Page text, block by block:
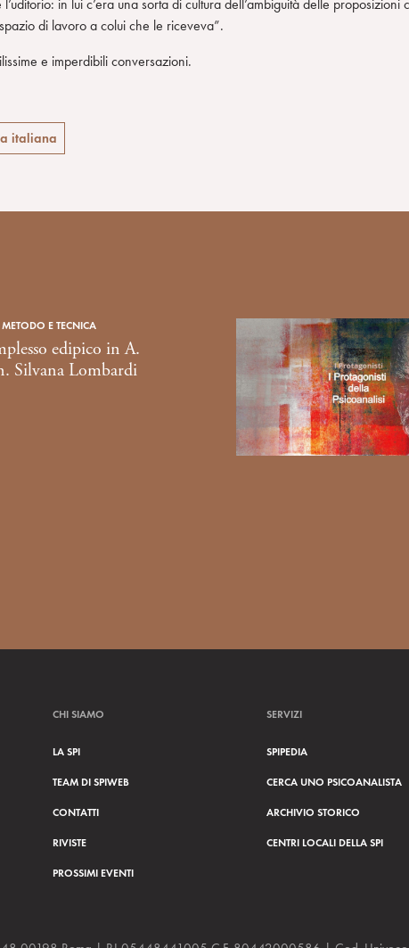
in lui c’era una sorta di cultura dell’ambiguità delle proposizioni
di lavoro a colui che le riceveva”.
e imperdibili conversazioni.
italiana
E TECNICA
edipico in A.
Silvana Lombardi
CHI SIAMO
LA SPI
TEAM DI SPIWEB
CONTATTI
RIVISTE
PROSSIMI EVENTI
SERVIZI
SPIPEDIA
CERCA UNO PSICOANALISTA
ARCHIVIO STORICO
CENTRI LOCALI DELLA SPI